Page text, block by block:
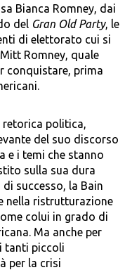
Bianca Romney, dai
del Gran Old Party, le
di elettorato cui si
Romney, quale
conquistare, prima
retorica politica,
del suo discorso
e i temi che stanno
sulla sua dura
di successo, la Bain
nella ristrutturazione
colui in grado di
Ma anche per
tanti piccoli
per la crisi